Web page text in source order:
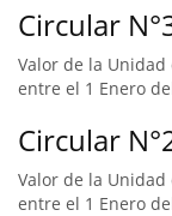
Circular
Valor de la
entre el 1 Enero
Circular
Valor de la
entre el 1 Enero